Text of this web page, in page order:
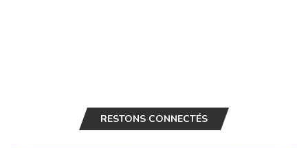
RESTONS CONNECTÉS